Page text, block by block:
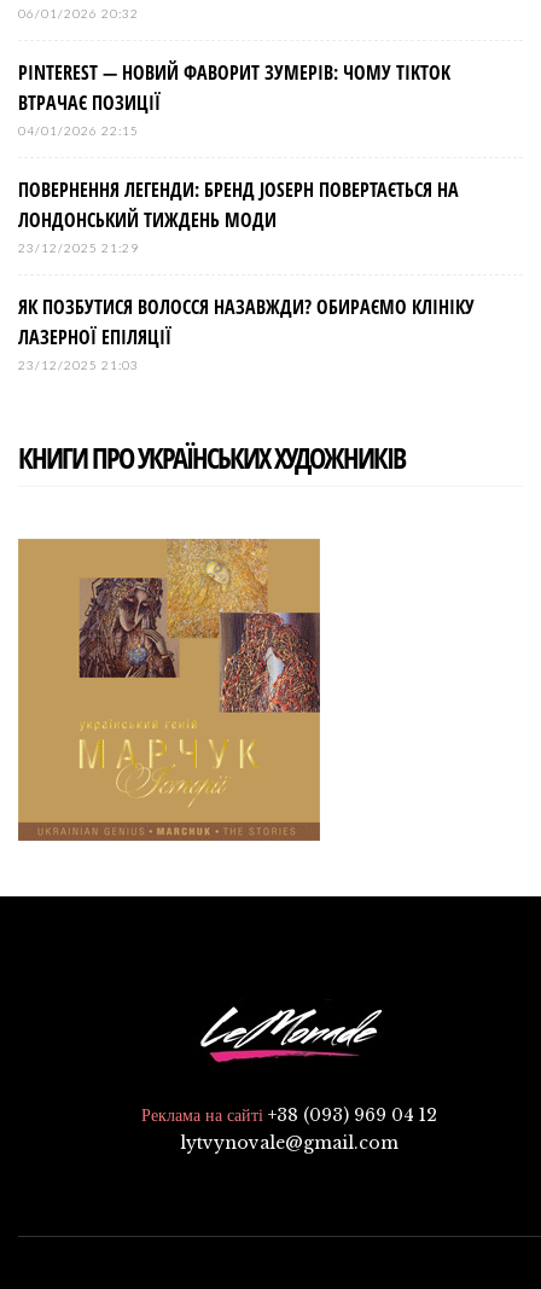
06/01/2026 20:32
PINTEREST — НОВИЙ ФАВОРИТ ЗУМЕРІВ: ЧОМУ TIKTOK
ВТРАЧАЄ ПОЗИЦІЇ
04/01/2026 22:15
ПОВЕРНЕННЯ ЛЕГЕНДИ: БРЕНД JOSEPH ПОВЕРТАЄТЬСЯ НА
ЛОНДОНСЬКИЙ ТИЖДЕНЬ МОДИ
23/12/2025 21:29
ЯК ПОЗБУТИСЯ ВОЛОССЯ НАЗАВЖДИ? ОБИРАЄМО КЛІНІКУ
ЛАЗЕРНОЇ ЕПІЛЯЦІЇ
23/12/2025 21:03
КНИГИ ПРО УКРАЇНСЬКИХ ХУДОЖНИКІВ
Реклама на сайті +38 (093) 969 04 12
lytvynovale@gmail.com